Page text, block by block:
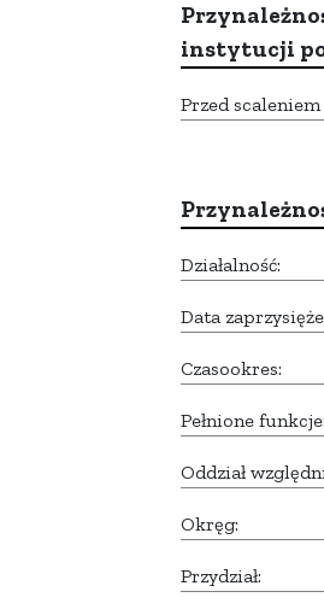
instytucji
Przed
Działalność:
Data
Czasookres:
Pełnione funkcje:
Oddział
Okręg:
Przydział: